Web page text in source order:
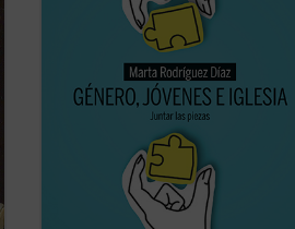
motivo de disputa, los hijos no se sienten
acogidos y los padres se frustran ante
(ver ficha)